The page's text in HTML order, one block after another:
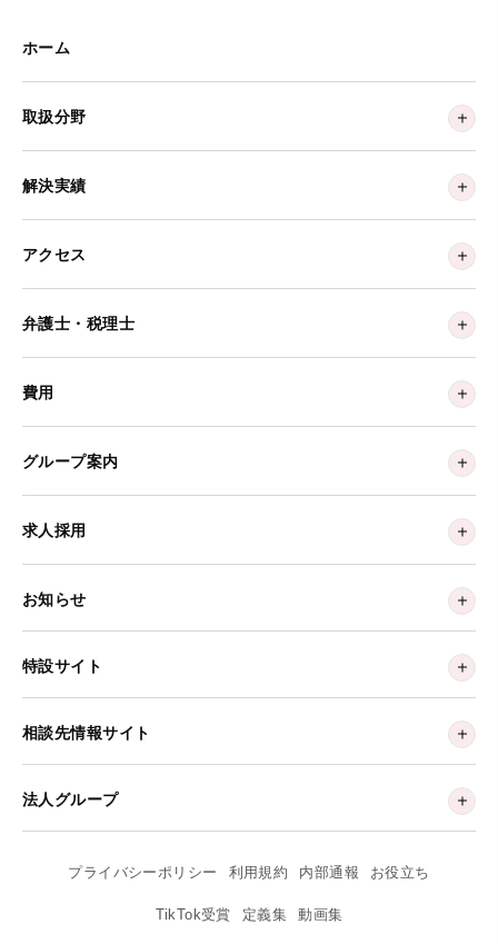
ホーム
取扱分野
解決実績
アクセス
弁護士・税理士
費用
グループ案内
求人採用
お知らせ
特設サイト
相談先情報サイト
法人グループ
プライバシーポリシー 利用規約 内部通報 お役立ち
TikTok受賞 定義集 動画集